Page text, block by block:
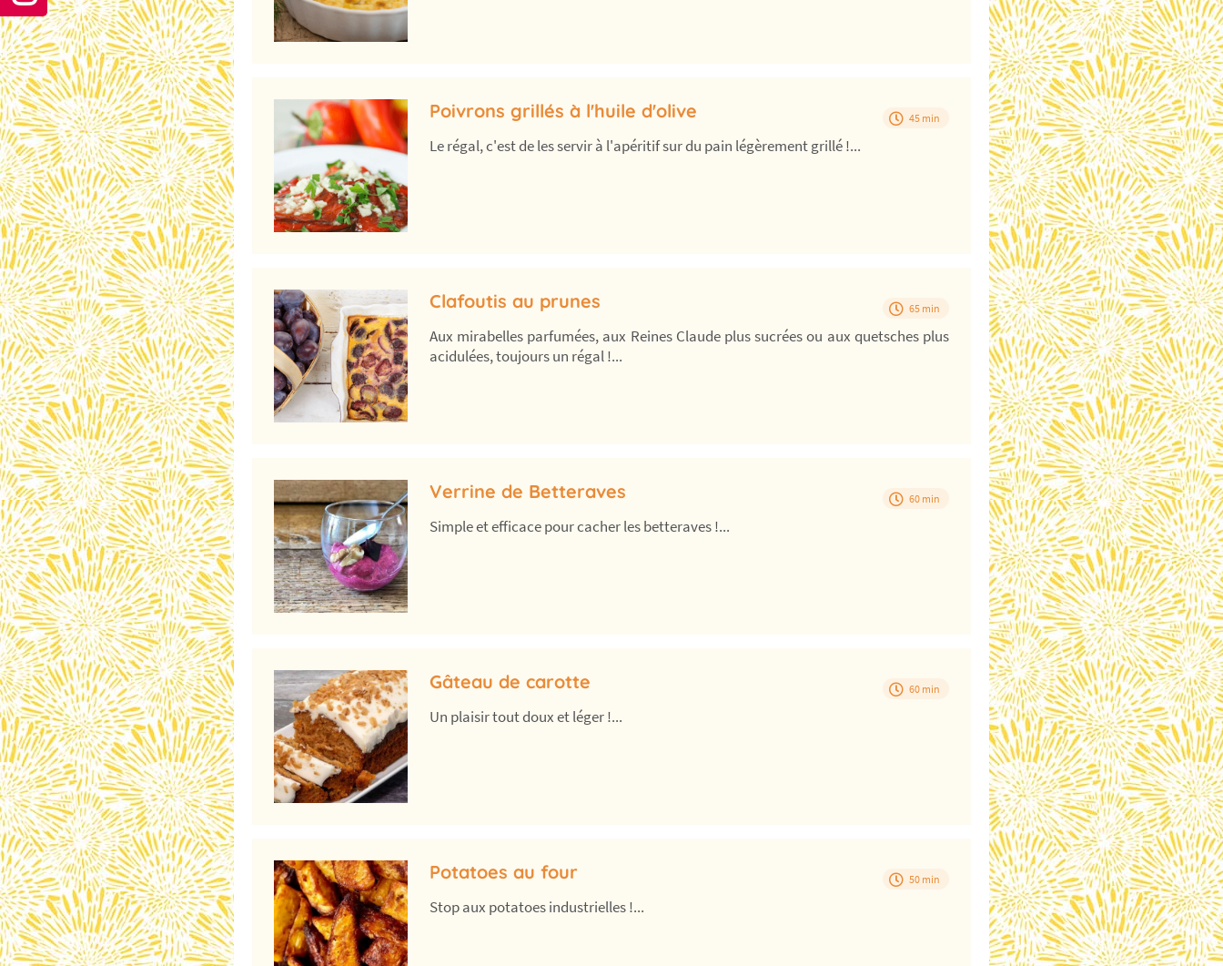
Poivrons grillés à l'huile d'olive 45 min
Le régal, c'est de les servir à l'apéritif sur du pain légèrement grillé !...
Clafoutis au prunes 65 min
Aux mirabelles parfumées, aux Reines Claude plus sucrées ou aux quetsches plus
acidulées, toujours un régal !...
Verrine de Betteraves 60 min
Simple et efficace pour cacher les betteraves !...
Gâteau de carotte 60 min
Un plaisir tout doux et léger !...
Potatoes au four 50 min
Stop aux potatoes industrielles !...